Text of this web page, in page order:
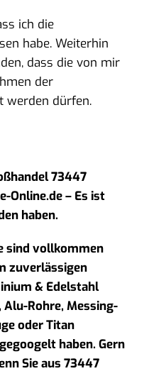
ich die
habe. Weiterhin
dass die von mir
der
werden dürfen.
73447
Online.de – Es ist
haben.
sind vollkommen
zuverlässigen
& Edelstahl
Rohre, Messing-
oder Titan
haben. Gern
Sie aus 73447